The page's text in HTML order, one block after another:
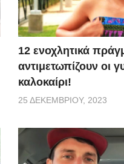
12 ενοχλητικά
αντιμετωπίζουν οι
καλοκαίρι!
25 ΔΕΚΕΜΒΡΊΟΥ, 2023